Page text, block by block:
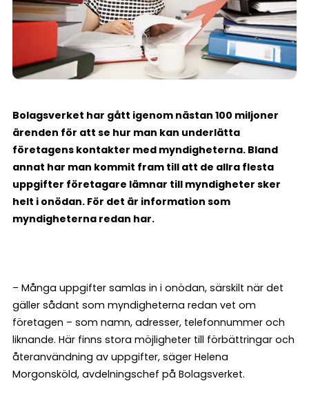
Bolagsverket har gått igenom nästan 100 miljoner
ärenden för att se hur man kan underlätta
företagens kontakter med myndigheterna. Bland
annat har man kommit fram till att de allra flesta
uppgifter företagare lämnar till myndigheter sker
helt i onödan. För det är information som
myndigheterna redan har.
– Många uppgifter samlas in i onödan, särskilt när det
gäller sådant som myndigheterna redan vet om
företagen – som namn, adresser, telefonnummer och
liknande. Här finns stora möjligheter till förbättringar och
återanvändning av uppgifter, säger Helena
Morgonsköld, avdelningschef på Bolagsverket.